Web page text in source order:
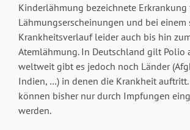
Kinderlähmung bezeichnete
Lähmungserscheinungen und bei einem
Krankheitsverlauf leider auch bis hin
Atemlähmung. In Deutschland gilt Polio
weltweit gibt es jedoch noch Länder
Indien, …) in denen die Krankheit auftritt.
können bisher nur durch Impfungen
werden.